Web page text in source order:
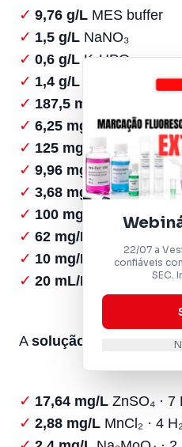
22/07 a
confiáveis
SEC.
9,76 g/L MES buffer
1,5 g/L NaNO₃
0,6 g/LK₂HPO₄
1,4 g/L
187,5 mg/L
6,25 mg/LNaCl
125 mg/LCaCl₂ · 2 H₂O
9,96 mg/LFeSO₄ · 7
3,68 mg/LH₂SO₄
100 mg/L
Na₂EDTA · 2
62 mg/L
10 mg/L
penicilina G
20 mL/L
solução de
A solução de
17,64 mg/L ZnSO₄ · 7
2,88 mg/L MnCl₂ · 4